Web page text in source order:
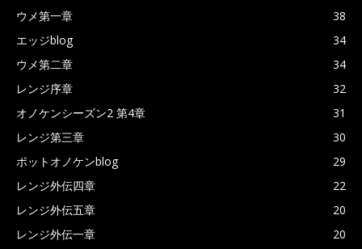
ウメ第一章
38
エッジblog
34
ウメ第二章
34
レンジ序章
32
オノケンシーズン2 第4章
31
レンジ第三章
30
ポットオノケンblog
29
レンジ外伝四章
22
レンジ外伝五章
20
レンジ外伝一章
20